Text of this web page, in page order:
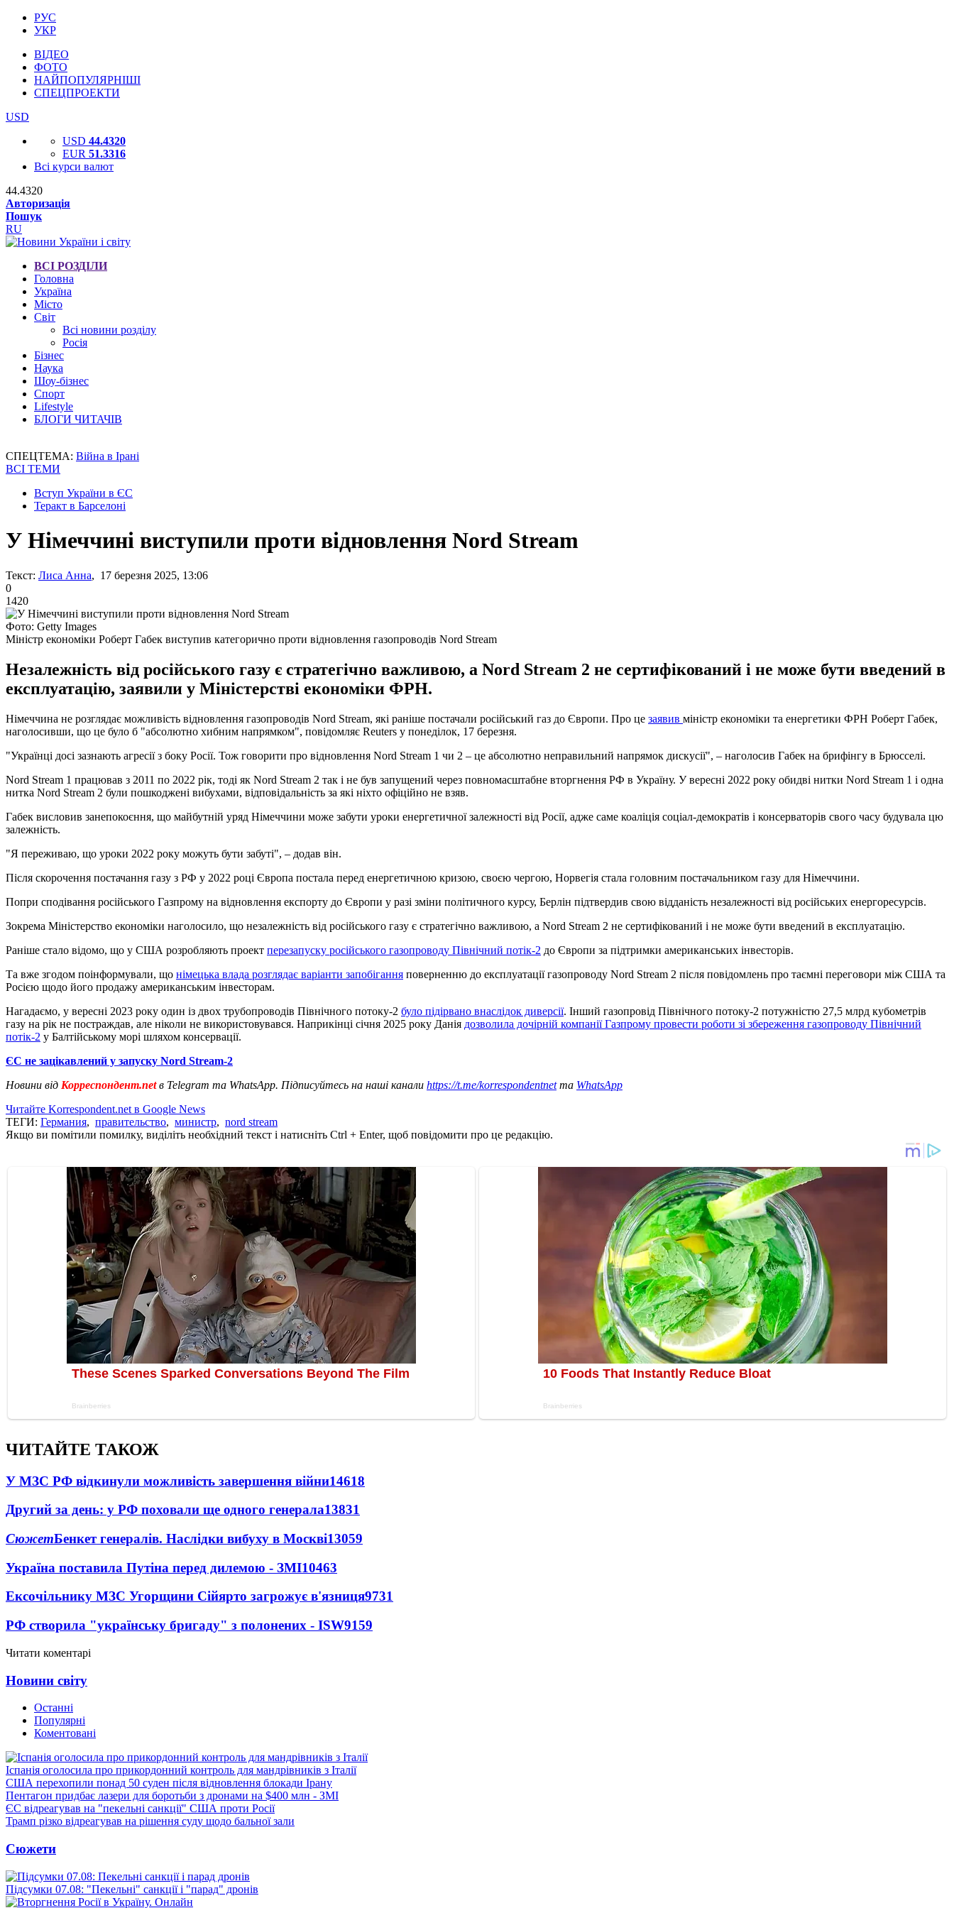
РУС
УКР
ВІДЕО
ФОТО
НАЙПОПУЛЯРНІШІ
СПЕЦПРОЕКТИ
USD
USD 44.4320
EUR 51.3316
Всі курси валют
44.4320
Авторизація
Пошук
RU
ВСІ РОЗДІЛИ
Головна
Україна
Місто
Світ
Всі новини розділу
Росія
Бізнес
Наука
Шоу-бізнес
Спорт
Lifestyle
БЛОГИ ЧИТАЧІВ
СПЕЦТЕМА: Війна в Ірані
ВСІ ТЕМИ
Вступ України в ЄС
Теракт в Барселоні
У Німеччині виступили проти відновлення Nord Stream
Текст: Лиса Анна, 17 березня 2025, 13:06
0
1420
Фото: Getty Images
Міністр економіки Роберт Габек виступив категорично проти відновлення газопроводів Nord Stream
Незалежність від російського газу є стратегічно важливою, а Nord Stream 2 не сертифікований і не може бути введений в
експлуатацію, заявили у Міністерстві економіки ФРН.
Німеччина не розглядає можливість відновлення газопроводів Nord Stream, які раніше постачали російський газ до Європи. Про це заявив міністр економіки та енергетики ФРН Роберт Габек,
наголосивши, що це було б "абсолютно хибним напрямком", повідомляє Reuters у понеділок, 17 березня.
"Українці досі зазнають агресії з боку Росії. Тож говорити про відновлення Nord Stream 1 чи 2 – це абсолютно неправильний напрямок дискусії", – наголосив Габек на брифінгу в Брюсселі.
Nord Stream 1 працював з 2011 по 2022 рік, тоді як Nord Stream 2 так і не був запущений через повномасштабне вторгнення РФ в Україну. У вересні 2022 року обидві нитки Nord Stream 1 і одна
нитка Nord Stream 2 були пошкоджені вибухами, відповідальність за які ніхто офіційно не взяв.
Габек висловив занепокоєння, що майбутній уряд Німеччини може забути уроки енергетичної залежності від Росії, адже саме коаліція соціал-демократів і консерваторів свого часу будувала цю
залежність.
"Я переживаю, що уроки 2022 року можуть бути забуті", – додав він.
Після скорочення постачання газу з РФ у 2022 році Європа постала перед енергетичною кризою, своєю чергою, Норвегія стала головним постачальником газу для Німеччини.
Попри сподівання російського Газпрому на відновлення експорту до Європи у разі зміни політичного курсу, Берлін підтвердив свою відданість незалежності від російських енергоресурсів.
Зокрема Міністерство економіки наголосило, що незалежність від російського газу є стратегічно важливою, а Nord Stream 2 не сертифікований і не може бути введений в експлуатацію.
Раніше стало відомо, що у США розробляють проект перезапуску російського газопроводу Північний потік-2 до Європи за підтримки американських інвесторів.
Та вже згодом поінформували, що німецька влада розглядає варіанти запобігання поверненню до експлуатації газопроводу Nord Stream 2 після повідомлень про таємні переговори між США та
Росією щодо його продажу американським інвесторам.
Нагадаємо, у вересні 2023 року один із двох трубопроводів Північного потоку-2 було підірвано внаслідок диверсії. Інший газопровід Північного потоку-2 потужністю 27,5 млрд кубометрів
газу на рік не постраждав, але ніколи не використовувався. Наприкінці січня 2025 року Данія дозволила дочірній компанії Газпрому провести роботи зі збереження газопроводу Північний
потік-2 у Балтійському морі шляхом консервації.
ЄС не зацікавлений у запуску Nord Stream-2
Новини від Корреспондент.netв Telegram та WhatsApp. Підписуйтесь на наші канали https://t.me/korrespondentnetта WhatsApp
Читайте Korrespondent.net в Google News
ТЕГИ: Германия, правительство, министр, nord stream
Якщо ви помітили помилку, виділіть необхідний текст і натисніть Ctrl + Enter, щоб повідомити про це редакцію.
ЧИТАЙТЕ ТАКОЖ
У МЗС РФ відкинули можливість завершення війни14618
Другий за день: у РФ поховали ще одного генерала13831
СюжетБенкет генералів. Наслідки вибуху в Москві13059
Україна поставила Путіна перед дилемою - ЗМІ10463
Ексочільнику МЗС Угорщини Сійярто загрожує в'язниця9731
РФ створила "українську бригаду" з полонених - ISW9159
Читати коментарі
Новини світу
Останні
Популярні
Коментовані
Іспанія оголосила про прикордонний контроль для мандрівників з Італії
США перехопили понад 50 суден після відновлення блокади Ірану
Пентагон придбає лазери для боротьби з дронами на $400 млн - ЗМІ
ЄС відреагував на "пекельні санкції" США проти Росії
Трамп різко відреагував на рішення суду щодо бальної зали
Сюжети
Підсумки 07.08: "Пекельні" санкції і "парад" дронів